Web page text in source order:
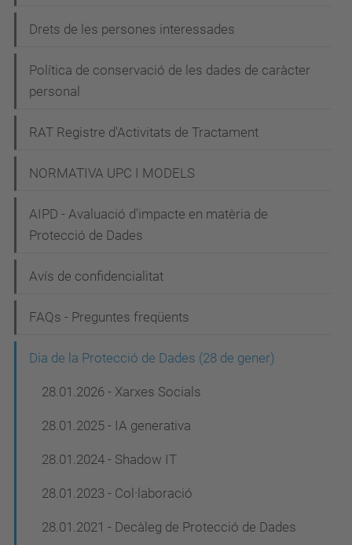
Drets de les persones interessades
Política de conservació de les dades de caràcter
personal
RAT Registre d'Activitats de Tractament
NORMATIVA UPC I MODELS
AIPD - Avaluació d'impacte en matèria de
Protecció de Dades
Avís de confidencialitat
FAQs - Preguntes freqüents
Dia de la Protecció de Dades (28 de gener)
28.01.2026 - Xarxes Socials
28.01.2025 - IA generativa
28.01.2024 - Shadow IT
28.01.2023 - Col·laboració
28.01.2021 - Decàleg de Protecció de Dades